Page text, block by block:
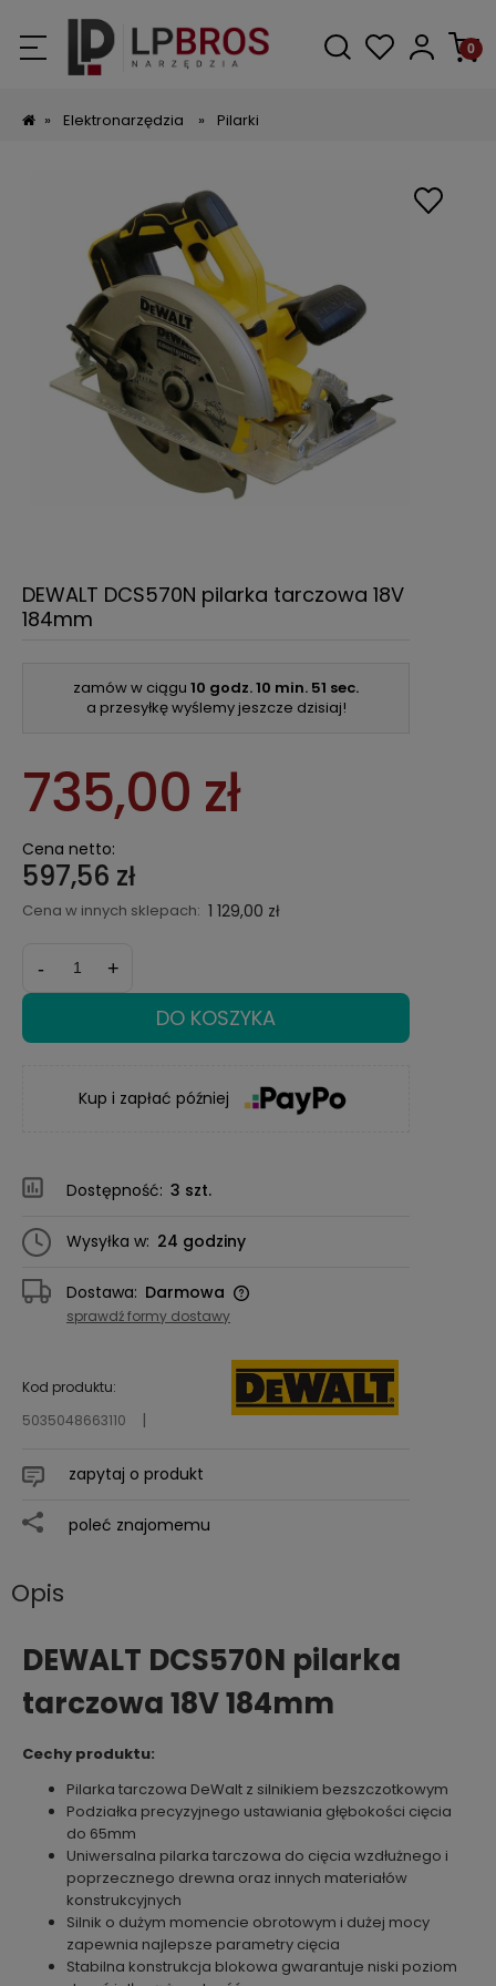
» Elektronarzędzia » Pilarki
zamów w ciągu 10 godz.10 min. 50 sec.
a przesyłkę wyślemy jeszcze dzisiaj!
DEWALT DCS570N pilarka tarczowa 18V
184mm
735,00 zł
Cena netto:
597,56 zł
Cena w innych sklepach: 1 129,00 zł
- +
DO KOSZYKA
Kup i zapłać później
Dostępność: 3 szt.
Wysyłka w: 24 godziny
Dostawa: Darmowa
Cena nie zawiera ewentualnych kosztów
sprawdź formy dostawy
Kod produktu:
5035048663110
zapytaj o produkt
poleć znajomemu
Opis
DEWALT DCS570N pilarka
tarczowa 18V 184mm
Cechy produktu:
Pilarka tarczowa DeWalt z silnikiem bezszczotkowym
Podziałka precyzyjnego ustawiania głębokości cięcia
do 65mm
Uniwersalna pilarka tarczowa do cięcia wzdłużnego i
poprzecznego drewna oraz innych materiałów
konstrukcyjnych
Silnik o dużym momencie obrotowym i dużej mocy
zapewnia najlepsze parametry cięcia
Stabilna konstrukcja blokowa gwarantuje niski poziom